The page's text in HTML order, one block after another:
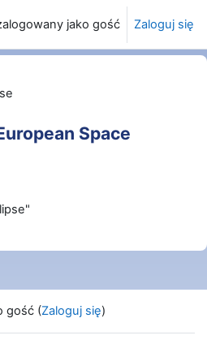
jako gość Zaloguj się
Space
gość (Zaloguj się)